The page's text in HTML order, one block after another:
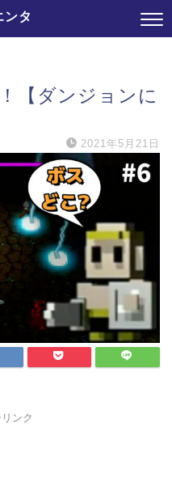
ンタ
【ダンジョンに
2021年5月21日
ンク